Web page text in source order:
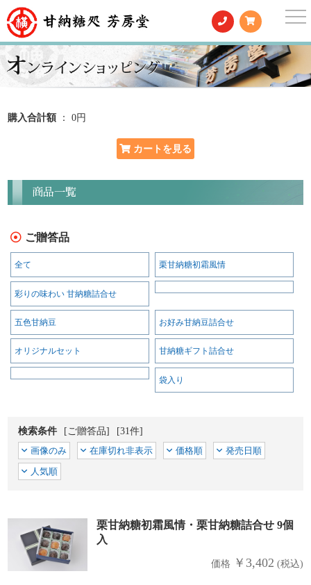
購入合計額 ： 0円
商品一覧
ご贈答品
全て 栗甘納糖初霜風情
彩りの味わい 甘納糖詰合せ
五色甘納豆 お好み甘納豆詰合せ
オリジナルセット 甘納糖ギフト詰合せ
袋入り
検索条件 [ご贈答品]
[31件]
画像のみ
在庫切れ非表示 価格順
発売日順
人気順
栗甘納糖初霜風情・栗甘納糖詰合せ 9個
入
価格 ￥3,402 (税込)